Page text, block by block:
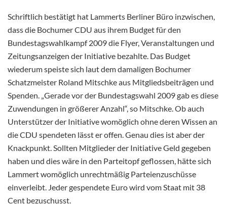
Schriftlich bestätigt hat Lammerts Berliner Büro inzwischen,
dass die Bochumer CDU aus ihrem Budget für den
Bundestagswahlkampf 2009 die Flyer, Veranstaltungen und
Zeitungsanzeigen der Initiative bezahlte. Das Budget
wiederum speiste sich laut dem damaligen Bochumer
Schatzmeister Roland Mitschke aus Mitgliedsbeiträgen und
Spenden. „Gerade vor der Bundestagswahl 2009 gab es diese
Zuwendungen in größerer Anzahl“, so Mitschke. Ob auch
Unterstützer der Initiative womöglich ohne deren Wissen an
die CDU spendeten lässt er offen. Genau dies ist aber der
Knackpunkt. Sollten Mitglieder der Initiative Geld gegeben
haben und dies wäre in den Parteitopf geflossen, hätte sich
Lammert womöglich unrechtmäßig Parteienzuschüsse
einverleibt. Jeder gespendete Euro wird vom Staat mit 38
Cent bezuschusst.